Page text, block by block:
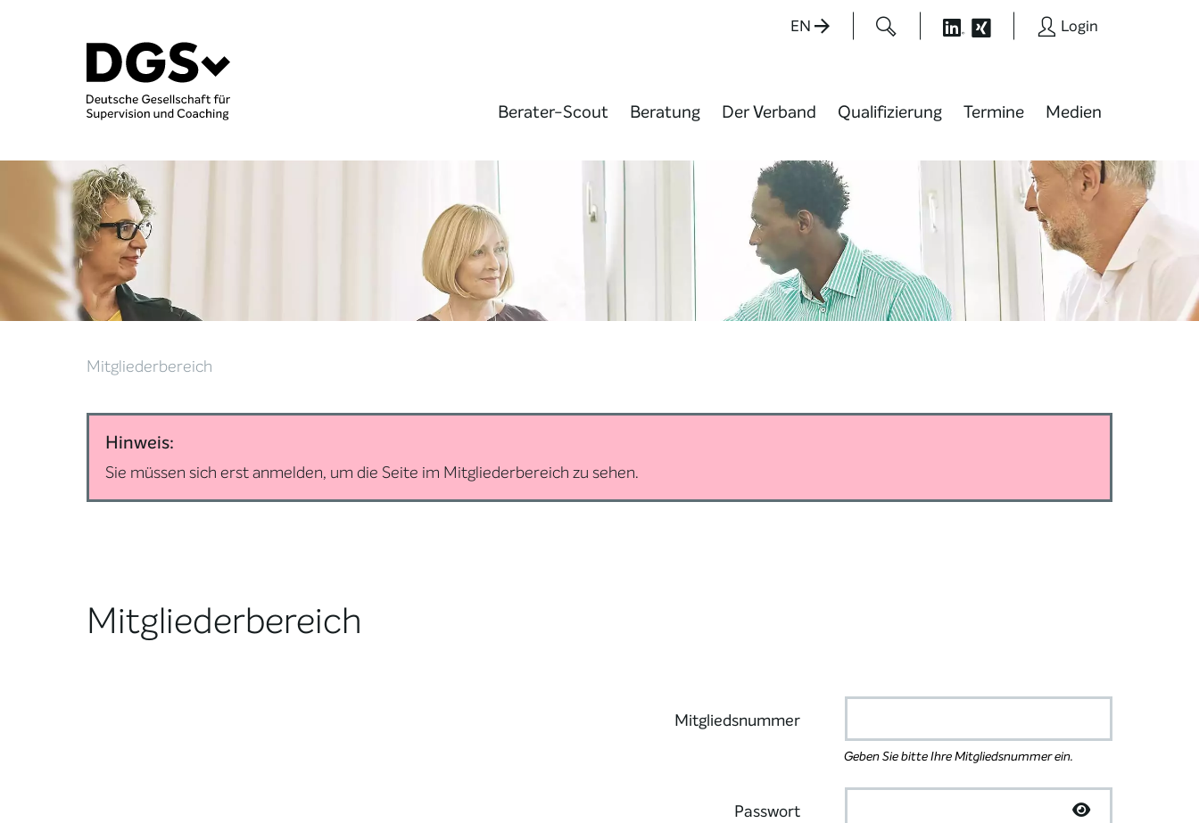
EN Login
Berater-Scout Beratung Der Verband Qualifizierung Termine Medien
Mitgliederbereich
Hinweis:
Sie müssen sich erst anmelden, um die Seite im Mitgliederbereich zu sehen.
Mitgliederbereich
Mitgliedsnummer
Geben Sie bitte Ihre Mitgliedsnummer ein.
Passwort